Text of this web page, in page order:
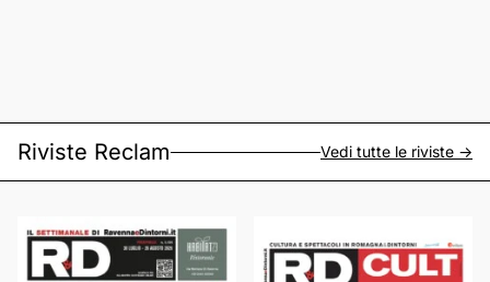
Riviste Reclam Vedi tutte le riviste ->